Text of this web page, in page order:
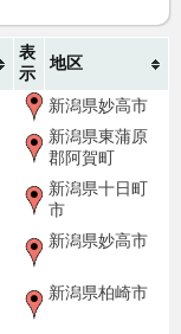
表
示
地区
新潟県妙高市
新潟県東蒲原
郡阿賀町
新潟県十日町
市
新潟県妙高市
新潟県柏崎市